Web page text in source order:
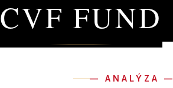
CVF FUND
— ANALÝZA —